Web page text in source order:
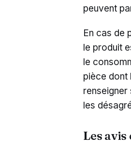
peuvent
En cas de
le produit
le
pièce dont
les
Les